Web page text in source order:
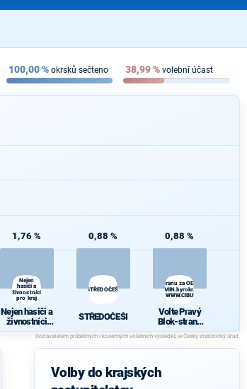
100,00% okrsků sečteno 38,99% volební účast
1,76 %
Nejen
hasiči a
živnostníci
pro kraj
Nejen hasiči a
živnostníci
pro kraj
0,88 %
STŘEDOČEŠI
STŘEDOČEŠI
0,88 %
Volte Pravý Blok-stranu za ODVOLAT.polit.,NÍZKÉ
daně,VYROVN.rozp.,MIN.byrokr.,SPRAV.just.,PŘÍMOU
demokr. WWW.CIBULKA.NET
Volte Pravý
Blok-stranu
za
ODVOLAT.poli
t.,NÍZKÉ
N.rozp.,MIN.b
Volby do krajských